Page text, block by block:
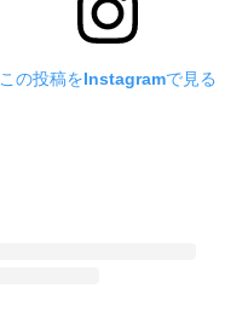
この投稿をInstagramで見る